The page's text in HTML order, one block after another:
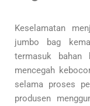
Keselamatan
jumbo bag
termasuk bahan
mencegah
selama proses
produsen